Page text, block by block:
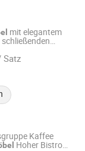
mit elegantem
Satz
Kaffee
Hoher Bistro